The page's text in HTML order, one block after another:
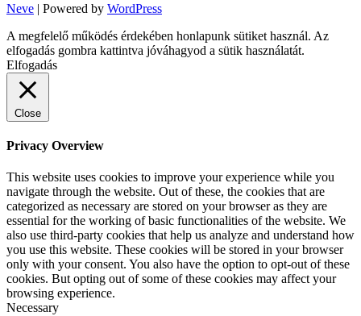
Neve | Powered by WordPress
A megfelelő működés érdekében honlapunk sütiket használ. Az
elfogadás gombra kattintva jóváhagyod a sütik használatát.
Elfogadás
Close
Privacy Overview
This website uses cookies to improve your experience while you
navigate through the website. Out of these, the cookies that are
categorized as necessary are stored on your browser as they are
essential for the working of basic functionalities of the website. We
also use third-party cookies that help us analyze and understand how
you use this website. These cookies will be stored in your browser
only with your consent. You also have the option to opt-out of these
cookies. But opting out of some of these cookies may affect your
browsing experience.
Necessary